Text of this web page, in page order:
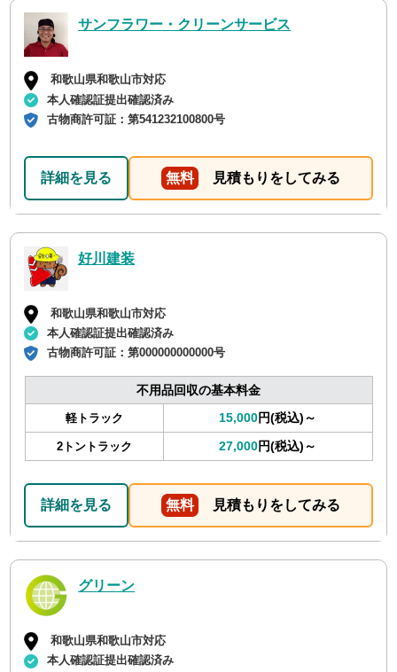
サンフラワー・クリーンサービス
和歌山県和歌山市対応
本人確認証提出確認済み
古物商許可証：第541232100800号
詳細を見る 無料 見積もりをしてみる
好川建装
和歌山県和歌山市対応
本人確認証提出確認済み
古物商許可証：第000000000000号
不用品回収の基本料金
軽トラック 15,000円(税込)～
2トントラック 27,000円(税込)～
詳細を見る 無料 見積もりをしてみる
グリーン
和歌山県和歌山市対応
本人確認証提出確認済み